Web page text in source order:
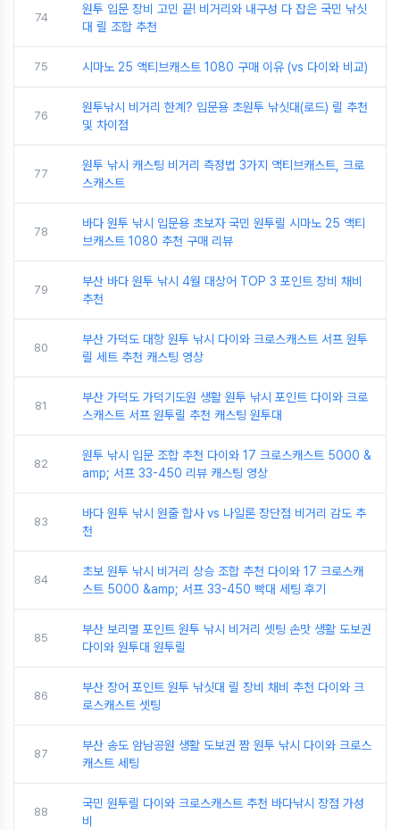
74
원투 입문 장비 고민 끝! 비거리와 내구성 다 잡은 국민 낚싯
대 릴 조합 추천
75 시마노 25 액티브캐스트 1080 구매 이유 (vs 다이와 비교)
76
원투낚시 비거리 한계? 입문용 초원투 낚싯대(로드) 릴 추천
및 차이점
77
원투 낚시 캐스팅 비거리 측정법 3가지 액티브캐스트, 크로
스캐스트
78
바다 원투 낚시 입문용 초보자 국민 원투릴 시마노 25 액티
브캐스트 1080 추천 구매 리뷰
79
부산 바다 원투 낚시 4월 대상어 TOP 3 포인트 장비 채비
추천
80
부산 가덕도 대항 원투 낚시 다이와 크로스캐스트 서프 원투
릴 세트 추천 캐스팅 영상
81
부산 가덕도 가덕기도원 생활 원투 낚시 포인트 다이와 크로
스캐스트 서프 원투릴 추천 캐스팅 원투대
82
원투 낚시 입문 조합 추천 다이와 17 크로스캐스트 5000 &
amp; 서프 33-450 리뷰 캐스팅 영상
83
바다 원투 낚시 원줄 합사 vs 나일론 장단점 비거리 감도 추
천
84
초보 원투 낚시 비거리 상승 조합 추천 다이와 17 크로스캐
스트 5000 &amp; 서프 33-450 빡대 세팅 후기
85
부산 보리멸 포인트 원투 낚시 비거리 셋팅 손맛 생활 도보권
다이와 원투대 원투릴
86
부산 장어 포인트 원투 낚싯대 릴 장비 채비 추천 다이와 크
로스캐스트 셋팅
87
부산 송도 암남공원 생활 도보권 짬 원투 낚시 다이와 크로스
캐스트 세팅
88
국민 원투릴 다이와 크로스캐스트 추천 바다낚시 장점 가성
비